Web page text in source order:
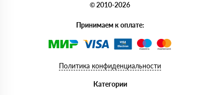
© 2010-2026
Принимаем к оплате:
Политика конфиденциальности
Категории